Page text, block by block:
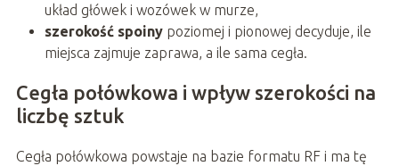
układ główek i wozówek w murze,
szerokość spoinypoziomej i pionowej decyduje, ile
miejsca zajmuje zaprawa, a ile sama cegła.
Cegła połówkowa i wpływ szerokości na
liczbę sztuk
Cegła połówkowa powstaje na bazie formatu RF i ma tę